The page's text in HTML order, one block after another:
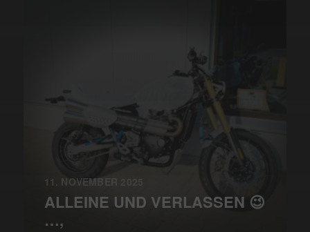
11. NOVEMBER 2025
ALLEINE UND VERLASSEN 😉
…,